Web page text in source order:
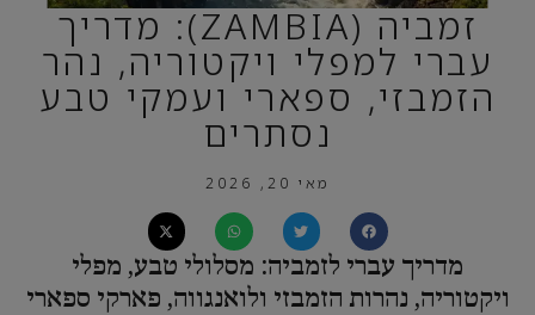
זמביה (ZAMBIA): מדריך
עברי למפלי ויקטוריה, נהר
הזמבזי, ספארי ועמקי טבע
נסתרים
מאי 20, 2026
מדריך עברי לזמביה: מסלולי טבע, מפלי
ויקטוריה, נהרות הזמבזי ולואנגווה, פארקי ספארי